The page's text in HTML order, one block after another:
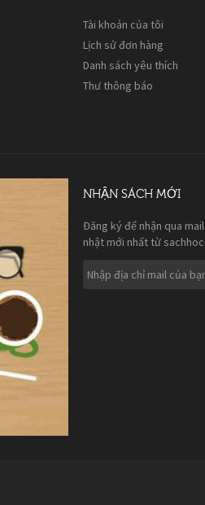
Tài khoản của tôi
Lịch sử đơn hàng
Danh sách yêu thích
Thư thông báo
NHẬN SÁCH MỚI
Đăng ký để nhận qua
nhật mới nhất từ